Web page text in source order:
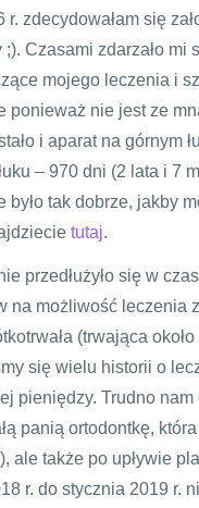
r. zdecydowałam się
;). Czasami zdarzało mi
mojego leczenia i
ponieważ nie jest ze
i aparat na górnym
– 970 dni (2 lata i 7
było tak dobrze, jakby
tutaj.
przedłużyło się w
na możliwość
(trwająca
się wielu historii o
pieniędzy. Trudno
panią ortodontkę,
ale także po upływie
r. do stycznia 2019 r.